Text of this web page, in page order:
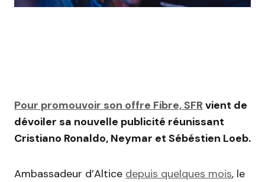
Pour promouvoir son offre Fibre, SFR vient de
dévoiler sa nouvelle publicité réunissant
Cristiano Ronaldo, Neymar et Sébéstien Loeb.
Ambassadeur d’Altice depuis quelques mois, le